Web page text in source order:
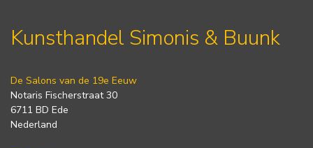
Kunsthandel Simonis & Buunk
De Salons van de 19e Eeuw
Notaris Fischerstraat 30
6711 BD Ede
Nederland